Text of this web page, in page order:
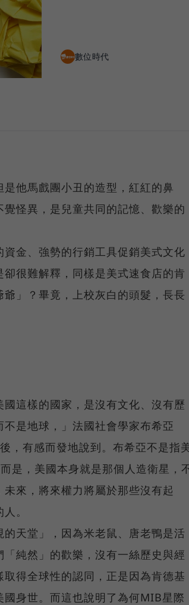
數位時代
他馬戲團小丑的造型，紅紅的鼻
怪異，是兒童共同的記憶、歡樂的
金、強勢的行銷工具促銷美式文化
很難解釋，同樣是美式速食店的肯
」？畢竟，上校灰白的頭髮，長長
這樣的國家，是沒有文化、沒有歷
是地球，」法國社會學家布希亞
，有感而發地說到。布希亞不是指
是，美國本身就是那個人造衛星，
來，將來權力將屬於那些沒有起
。
天堂」，因為米老鼠、唐老鴨是活
純然」的歡樂，沒有一絲歷史與經
得全球性的認同，正是因為肯德基
身世。而這也說明了為何MIB星際